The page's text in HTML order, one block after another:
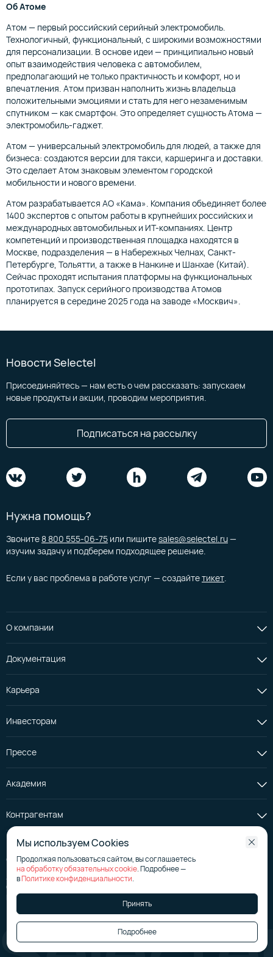
Об Атоме
Атом — первый российский серийный электромобиль.
Технологичный, функциональный, с широкими возможностями
для персонализации. В основе идеи — принципиально новый
опыт взаимодействия человека с автомобилем,
предполагающий не только практичность и комфорт, но и
впечатления. Атом призван наполнить жизнь владельца
положительными эмоциями и стать для него незаменимым
спутником — как смартфон. Это определяет сущность Атома —
электромобиль-гаджет.
Атом — универсальный электромобиль для людей, а также для
бизнеса: создаются версии для такси, каршеринга и доставки.
Это сделает Атом знаковым элементом городской
мобильности и нового времени.
Атом разрабатывается АО «Кама». Компания объединяет более
1400 экспертов с опытом работы в крупнейших российских и
международных автомобильных и ИТ-компаниях. Центр
компетенций и производственная площадка находятся в
Москве, подразделения — в Набережных Челнах, Санкт-
Петербурге, Тольятти, а также в Нанкине и Шанхае (Китай).
Сейчас проходят испытания платформы на функциональных
прототипах. Запуск серийного производства Атомов
планируется в середине 2025 года на заводе «Москвич».
Новости Selectel
Присоединяйтесь — нам есть о чем рассказать: запускаем
новые продукты и акции, проводим мероприятия.
Подписаться на рассылку
Нужна помощь?
Звоните 8 800 555-06-75 или пишитеsales@selectel.ru—
изучим задачу и подберем подходящее решение.
Если у вас проблема в работе услуг — создайтетикет
О компании
Документация
Карьера
Инвесторам
Прессе
Академия
Контрагентам
© АО «Селектел», 2008—2026
Лицензия на телематические услуги
№ 176267
Страница эмитента на сайте аккредитованного агентства
Политика в отношении обработки персональных данных
Мы используем Cookies
Продолжая пользоваться сайтом, вы соглашаетесь
на обработку обязательных cookie. Подробнее —
вПолитике конфиденциальности.
Принять
Подробнее